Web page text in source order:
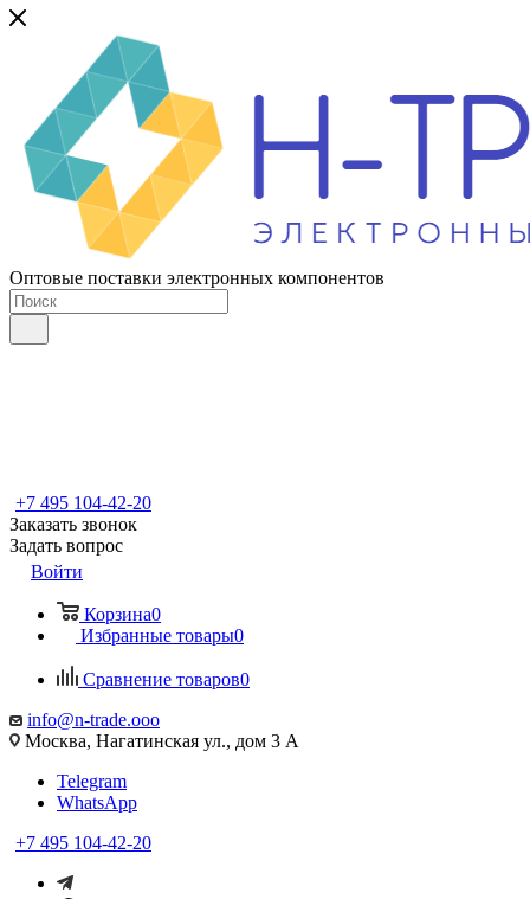
Оптовые поставки электронных компонентов
+7 495 104-42-20
Заказать звонок
Задать вопрос
Войти
Корзина0
Избранные товары0
Сравнение товаров0
info@n-trade.ooo
Москва, Нагатинская ул., дом 3 А
Telegram
WhatsApp
+7 495 104-42-20